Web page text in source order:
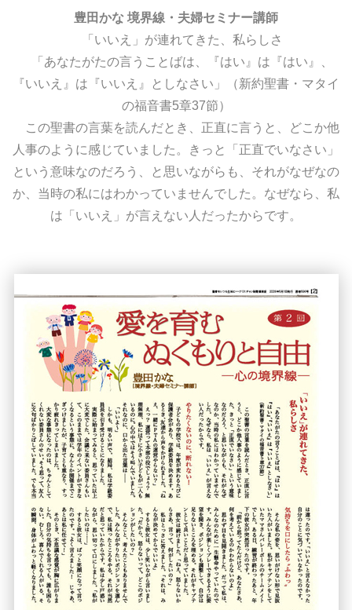
豊田かな 境界線・夫婦セミナー講師
「いいえ」が連れてきた、私らしさ
「あなたがたの言うことばは、『はい』は『はい』、
『いいえ』は『いいえ』としなさい」（新約聖書・マタイ
の福音書5章37節）
この聖書の言葉を読んだとき、正直に言うと、どこか他
人事のように感じていました。きっと「正直でいなさい」
という意味なのだろう、と思いながらも、それがなぜなの
か、当時の私にはわかっていませんでした。なぜなら、私
は「いいえ」が言えない人だったからです。